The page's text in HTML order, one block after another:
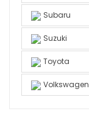
Subaru
Suzuki
Toyota
Volkswagen